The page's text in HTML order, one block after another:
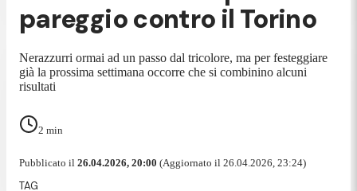
pareggio contro il Torino
Nerazzurri ormai ad un passo dal tricolore, ma per festeggiare
già la prossima settimana occorre che si combinino alcuni
risultati
2 min
Pubblicato il 26.04.2026, 20:00 (Aggiornato il 26.04.2026, 23:24)